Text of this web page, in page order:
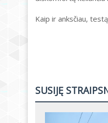
Kaip ir anksčiau,
SUSIJĘ